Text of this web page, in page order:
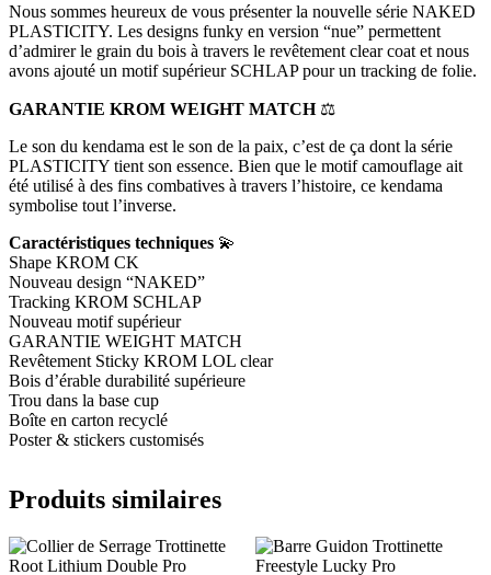
Nous sommes heureux de vous présenter la nouvelle série NAKED
PLASTICITY. Les designs funky en version “nue” permettent
d’admirer le grain du bois à travers le revêtement clear coat et nous
avons ajouté un motif supérieur SCHLAP pour un tracking de folie.
GARANTIE KROM WEIGHT MATCH ⚖
Le son du kendama est le son de la paix, c’est de ça dont la série
PLASTICITY tient son essence. Bien que le motif camouflage ait
été utilisé à des fins combatives à travers l’histoire, ce kendama
symbolise tout l’inverse.
Caractéristiques techniques 💫
Shape KROM CK
Nouveau design “NAKED”
Tracking KROM SCHLAP
Nouveau motif supérieur
GARANTIE WEIGHT MATCH
Revêtement Sticky KROM LOL clear
Bois d’érable durabilité supérieure
Trou dans la base cup
Boîte en carton recyclé
Poster & stickers customisés
Produits similaires